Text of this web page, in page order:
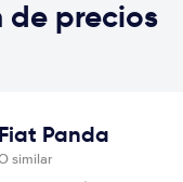
de precios
Fiat Panda
similar